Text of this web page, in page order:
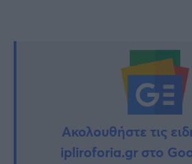
Ακολουθήστε τις
ipliroforia.gr στο